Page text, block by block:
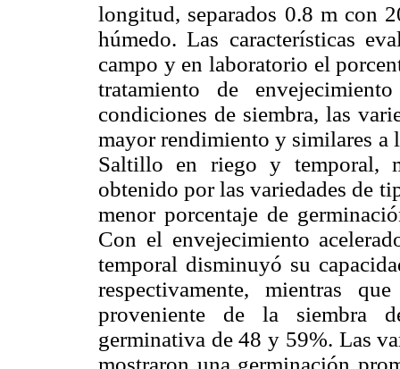
longitud, separados 0.8 m con
húmedo. Las características
campo y en laboratorio el
tratamiento de
condiciones de siembra, las
mayor rendimiento y similares a
Saltillo en riego y temporal,
obtenido por las variedades de
menor porcentaje de
Con el envejecimiento
temporal disminuyó su
respectivamente, mientras
proveniente de la siembra
germinativa de 48 y 59%. Las
mostraron una germinación